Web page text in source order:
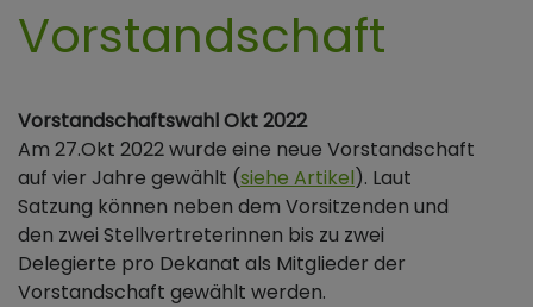
Vorstandschaft
Vorstandschaftswahl Okt 2022
Am 27.Okt 2022 wurde eine neue Vorstandschaft
auf vier Jahre gewählt (siehe Artikel). Laut
Satzung können neben dem Vorsitzenden und
den zwei Stellvertreterinnen bis zu zwei
Delegierte pro Dekanat als Mitglieder der
Vorstandschaft gewählt werden.